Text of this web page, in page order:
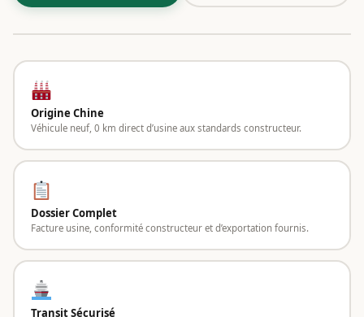
Origine Chine
Véhicule neuf, 0 km direct d’usine aux standards constructeur.
Dossier Complet
Facture usine, conformité constructeur et d’exportation fournis.
Transit Sécurisé